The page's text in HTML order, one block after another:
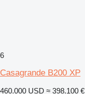
6
Casagrande B200 XP
460.000 USD ≈ 398.100 €